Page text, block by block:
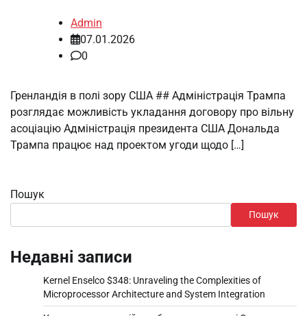
Admin
07.01.2026
0
Гренландія в полі зору США ## Адміністрація Трампа
розглядає можливість укладання договору про вільну
асоціацію Адміністрація президента США Дональда
Трампа працює над проектом угоди щодо […]
Пошук
Пошук
Недавні записи
Kernel Enselco $348: Unraveling the Complexities of
Microprocessor Architecture and System Integration